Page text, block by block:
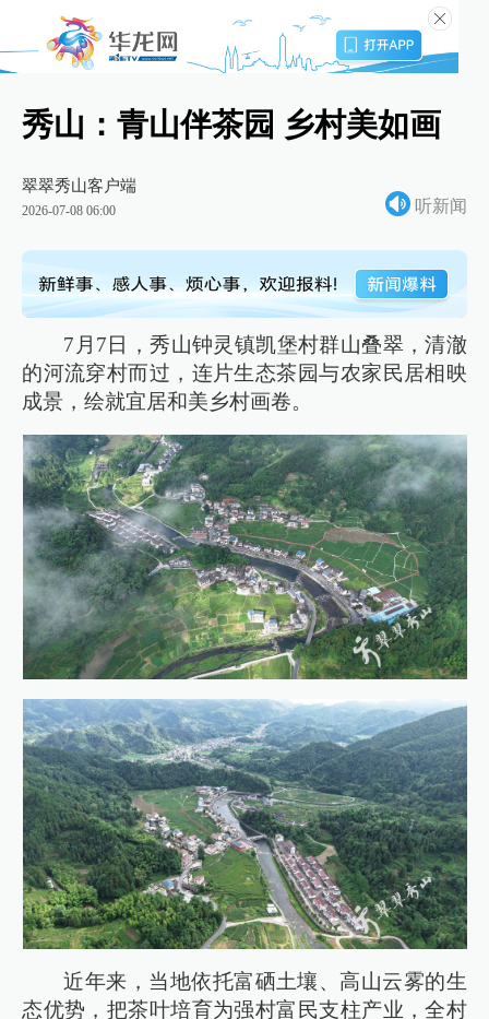
秀山：青山伴茶园 乡村美如画
翠翠秀山客户端
2026-07-08 06:00 听新闻
7月7日，秀山钟灵镇凯堡村群山叠翠，清澈
的河流穿村而过，连片生态茶园与农家民居相映
成景，绘就宜居和美乡村画卷。
近年来，当地依托富硒土壤、高山云雾的生
态优势，把茶叶培育为强村富民支柱产业，全村